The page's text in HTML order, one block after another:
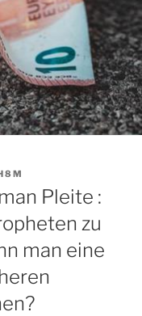
Pleite :
zu
man eine